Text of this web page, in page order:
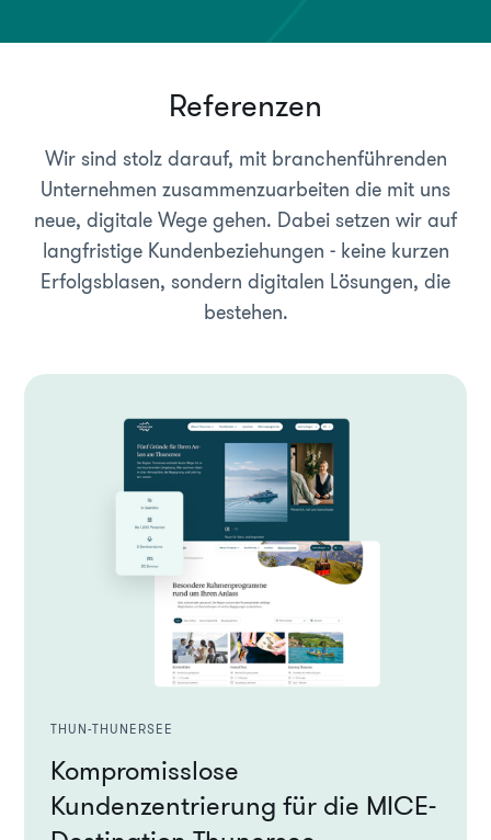
Referenzen
Wir sind stolz darauf, mit branchenführenden
Unternehmen zusammenzuarbeiten die mit uns
neue, digitale Wege gehen. Dabei setzen wir auf
langfristige Kundenbeziehungen - keine kurzen
Erfolgsblasen, sondern digitalen Lösungen, die
bestehen.
THUN-THUNERSEE
Kompromisslose
Kundenzentrierung für die MICE-